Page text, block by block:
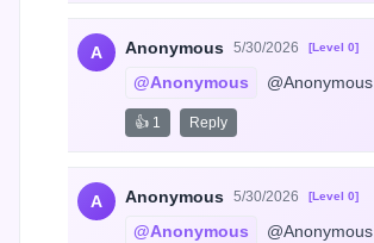
A Anonymous 5/30/2026 [Level 0]
@Anonymous @Anonymous
👍 1 Reply
A Anonymous 5/30/2026 [Level 0]
@Anonymous @Anonymous